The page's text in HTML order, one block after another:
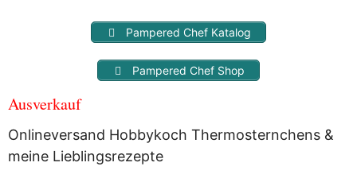
Pampered Chef Katalog
Pampered Chef Shop
Ausverkauf
Onlineversand Hobbykoch Thermosternchens &
meine Lieblingsrezepte